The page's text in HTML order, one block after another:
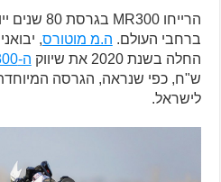
ברחבי העולם. ה.מ מוטורס,
החלה בשנת 2020 את שיווק
ה-MR300
לישראל.